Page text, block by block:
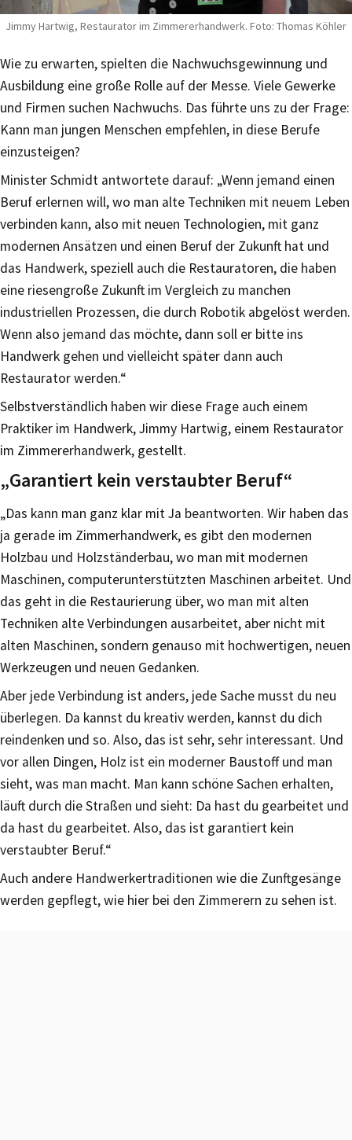
Jimmy Hartwig, Restaurator im Zimmererhandwerk. Foto: Thomas Köhler
Wie zu erwarten, spielten die Nachwuchsgewinnung und
Ausbildung eine große Rolle auf der Messe. Viele Gewerke
und Firmen suchen Nachwuchs. Das führte uns zu der Frage:
Kann man jungen Menschen empfehlen, in diese Berufe
einzusteigen?
Minister Schmidt antwortete darauf: „Wenn jemand einen
Beruf erlernen will, wo man alte Techniken mit neuem Leben
verbinden kann, also mit neuen Technologien, mit ganz
modernen Ansätzen und einen Beruf der Zukunft hat und
das Handwerk, speziell auch die Restauratoren, die haben
eine riesengroße Zukunft im Vergleich zu manchen
industriellen Prozessen, die durch Robotik abgelöst werden.
Wenn also jemand das möchte, dann soll er bitte ins
Handwerk gehen und vielleicht später dann auch
Restaurator werden.“
Selbstverständlich haben wir diese Frage auch einem
Praktiker im Handwerk, Jimmy Hartwig, einem Restaurator
im Zimmererhandwerk, gestellt.
„Garantiert kein verstaubter Beruf“
„Das kann man ganz klar mit Ja beantworten. Wir haben das
ja gerade im Zimmerhandwerk, es gibt den modernen
Holzbau und Holzständerbau, wo man mit modernen
Maschinen, computerunterstützten Maschinen arbeitet. Und
das geht in die Restaurierung über, wo man mit alten
Techniken alte Verbindungen ausarbeitet, aber nicht mit
alten Maschinen, sondern genauso mit hochwertigen, neuen
Werkzeugen und neuen Gedanken.
Aber jede Verbindung ist anders, jede Sache musst du neu
überlegen. Da kannst du kreativ werden, kannst du dich
reindenken und so. Also, das ist sehr, sehr interessant. Und
vor allen Dingen, Holz ist ein moderner Baustoff und man
sieht, was man macht. Man kann schöne Sachen erhalten,
läuft durch die Straßen und sieht: Da hast du gearbeitet und
da hast du gearbeitet. Also, das ist garantiert kein
verstaubter Beruf.“
Auch andere Handwerkertraditionen wie die Zunftgesänge
werden gepflegt, wie hier bei den Zimmerern zu sehen ist.